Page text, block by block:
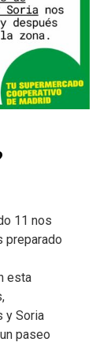
11 nos
preparado
esta
y Soria
paseo